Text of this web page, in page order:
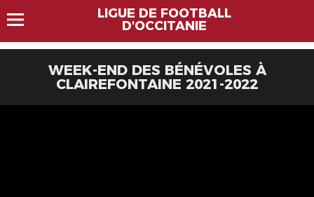
LIGUE DE FOOTBALL
D'OCCITANIE
WEEK-END DES BÉNÉVOLES À
CLAIREFONTAINE 2021-2022